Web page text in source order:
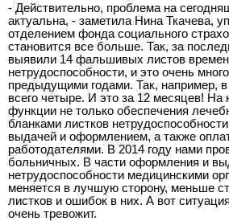
- Действительно, проблема на
актуальна, - заметила Нина Ткачева,
отделением фонда социального
становится все больше. Так, за
выявили 14 фальшивых листов
нетрудоспособности, и это очень
предыдущими годами. Так, например,
всего четыре. И это за 12 месяцев! На
функции не только обеспечения
бланками листков
выдачей и оформлением, а также
работодателями. В 2014 году нами
больничных. В части оформления и
нетрудоспособности медицинскими
меняется в лучшую сторону, меньше
листков и ошибок в них. А вот
очень тревожит.